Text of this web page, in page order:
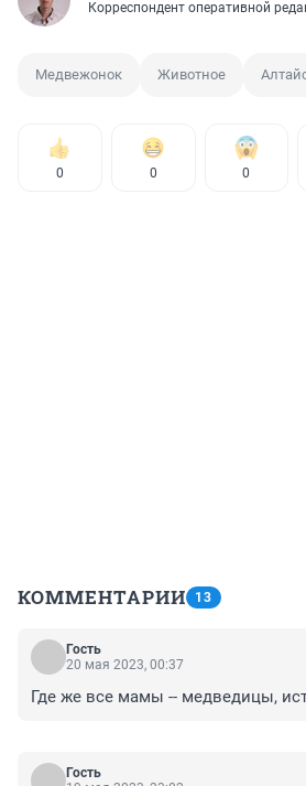
Корреспондент оперативной
Медвежонок Животное
0 0 0
КОММЕНТАРИИ 13
Гость
20 мая 2023, 00:37
Где же все мамы -- медведицы,
Гость